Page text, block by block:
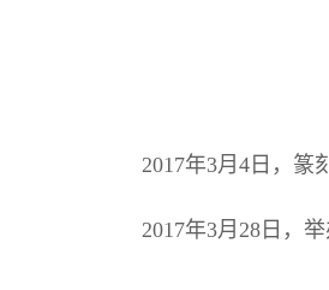
2017年3月4日，篆
2017年3月28日，